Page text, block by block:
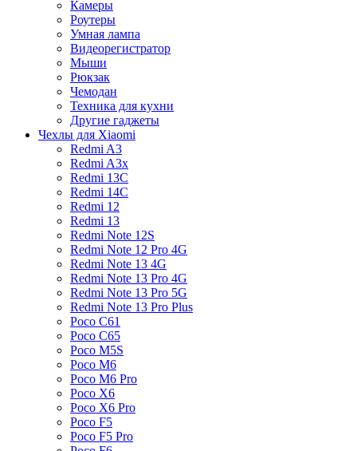
Камеры
Роутеры
Умная лампа
Видеорегистратор
Мыши
Рюкзак
Чемодан
Техника для кухни
Другие гаджеты
Чехлы для Xiaomi
Redmi A3
Redmi A3x
Redmi 13C
Redmi 14C
Redmi 12
Redmi 13
Redmi Note 12S
Redmi Note 12 Pro 4G
Redmi Note 13 4G
Redmi Note 13 Pro 4G
Redmi Note 13 Pro 5G
Redmi Note 13 Pro Plus
Poco C61
Poco C65
Poco M5S
Poco M6
Poco M6 Pro
Poco X6
Poco X6 Pro
Poco F5
Poco F5 Pro